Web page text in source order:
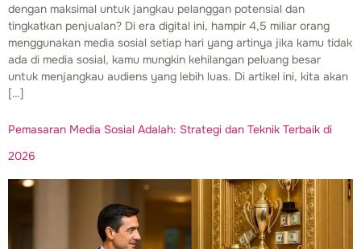
dengan maksimal untuk jangkau pelanggan potensial dan
tingkatkan penjualan? Di era digital ini, hampir 4,5 miliar orang
menggunakan media sosial setiap hari yang artinya jika kamu tidak
ada di media sosial, kamu mungkin kehilangan peluang besar
untuk menjangkau audiens yang lebih luas. Di artikel ini, kita akan
[…]
Pemasaran Media Sosial Adalah: Strategi dan Teknik Terbaik di
2026